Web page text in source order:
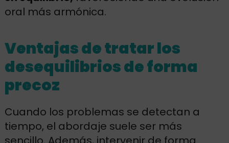
oral más armónica.
Ventajas de tratar los
desequilibrios de forma
precoz
Cuando los problemas se detectan a
tiempo, el abordaje suele ser más